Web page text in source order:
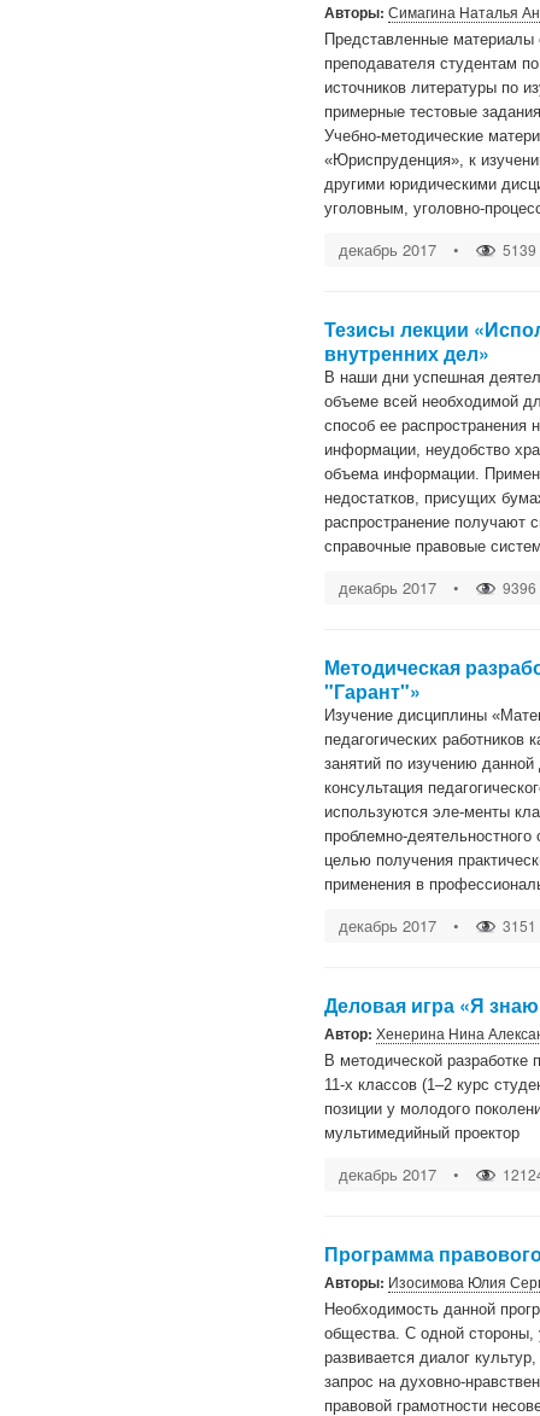
Авторы: Симагина Наталья
Представленные материалы
преподавателя студентам
источников литературы по
примерные тестовые
Учебно-методические
«Юриспруденция», к
другими юридическими
уголовным, уголовно-
декабрь 2017 • 5139
Тезисы лекции
внутренних дел»
В наши дни успешная
объеме всей необходимой
способ ее распространения
информации, неудобство
объема информации.
недостатков, присущих
распространение
справочные правовые
декабрь 2017 • 9396
Методическая
"Гарант"»
Изучение дисциплины
педагогических
занятий по изучению
консультация
используются эле-менты
проблемно-
целью получения
применения в
декабрь 2017 • 3151
Деловая игра «Я
Автор: Хенерина Нина
В методической разработке
11-х классов (1–2 курс
позиции у молодого
мультимедийный проектор
декабрь 2017 •
Программа
Авторы: Изосимова Юлия
Необходимость данной
общества. С одной стороны,
развивается диалог
запрос на духовно-
правовой грамотности